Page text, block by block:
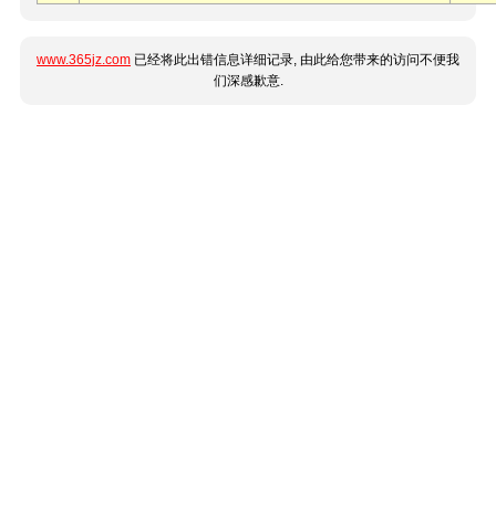
www.365jz.com 已经将此出错信息详细记录, 由此给您带来的访问不便我
们深感歉意.